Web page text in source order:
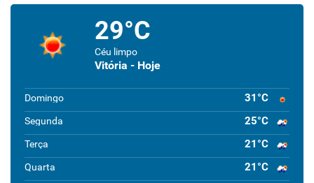
29°C
Céu limpo
Vitória - Hoje
Domingo 31°C
Segunda 25°C
Terça 21°C
Quarta 21°C